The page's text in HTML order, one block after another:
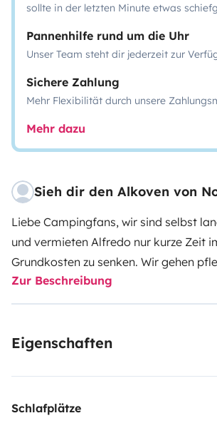
sollte in der letzten Minute etwas
Pannenhilfe rund um die Uhr
Unser Team steht dir jederzeit zur
Sichere Zahlung
Mehr Flexibilität durch unsere
Mehr dazu
Sieh dir den Alkoven von
Liebe Campingfans, wir sind selbst
und vermieten Alfredo nur kurze Zeit
Grundkosten zu senken. Wir gehen
um und vermieten ihn gern an
tun.Alfredo ist nicht mehr der
Wandverkleidungen sind neu bezogen
können im festen Heckbett schlafen
Zur Beschreibung
Eigenschaften
Schlafplätze